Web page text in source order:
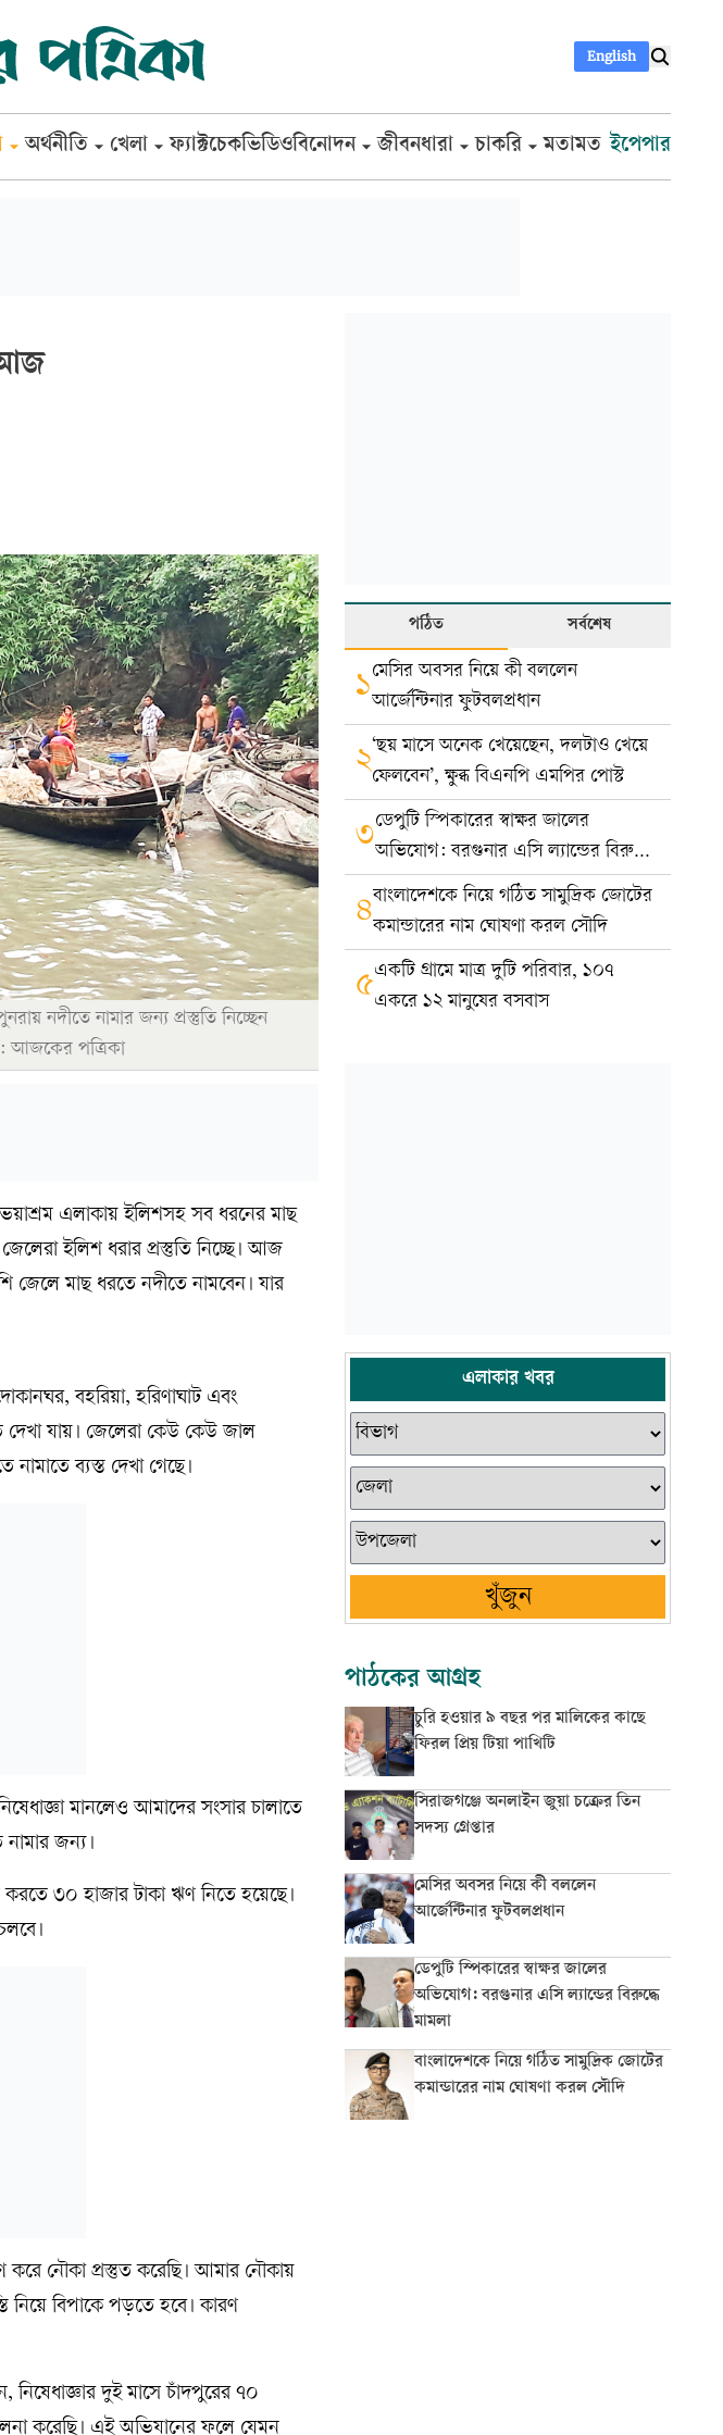
English
অর্থনীতি খেলা ফ্যাক্টচেকভিডিওবিনোদন জীবনধারা চাকরি মতামত ইপেপার
আজ
নদীতে নামার জন্য প্রস্তুতি নিচ্ছেন
আজকের পত্রিকা
এলাকায় ইলিশসহ সব ধরনের মাছ
ইলিশ ধরার প্রস্তুতি নিচ্ছে। আজ
জেলে মাছ ধরতে নদীতে নামবেন। যার
বহরিয়া, হরিণাঘাট এবং
দেখা যায়। জেলেরা কেউ কেউ জাল
ব্যস্ত দেখা গেছে।
মানলেও আমাদের সংসার চালাতে
জন্য।
৩০ হাজার টাকা ঋণ নিতে হয়েছে।
নৌকা প্রস্তুত করেছি। আমার নৌকায়
বিপাকে পড়তে হবে। কারণ
দুই মাসে চাঁদপুরের ৭০
করেছি। এই অভিযানের ফলে যেমন
পঠিত সর্বশেষ
১মেসির অবসর নিয়ে কী বললেন
আর্জেন্টিনার ফুটবলপ্রধান
২‘ছয় মাসে অনেক খেয়েছেন, দলটাও খেয়ে
ফেলবেন’, ক্ষুব্ধ বিএনপি এমপির পোস্ট
৩ডেপুটি স্পিকারের স্বাক্ষর জালের
অভিযোগ: বরগুনার এসি ল্যান্ডের বিরুদ্ধে
মামলা
৪বাংলাদেশকে নিয়ে গঠিত সামুদ্রিক জোটের
কমান্ডারের নাম ঘোষণা করল সৌদি
৫একটি গ্রামে মাত্র দুটি পরিবার, ১০৭
একরে ১২ মানুষের বসবাস
এলাকার খবর
খুঁজুন
পাঠকের আগ্রহ
চুরি হওয়ার ৯ বছর পর মালিকের কাছে
ফিরল প্রিয় টিয়া পাখিটি
সিরাজগঞ্জে অনলাইন জুয়া চক্রের তিন
সদস্য গ্রেপ্তার
মেসির অবসর নিয়ে কী বললেন
আর্জেন্টিনার ফুটবলপ্রধান
ডেপুটি স্পিকারের স্বাক্ষর জালের
অভিযোগ: বরগুনার এসি ল্যান্ডের বিরুদ্ধে
মামলা
বাংলাদেশকে নিয়ে গঠিত সামুদ্রিক জোটের
কমান্ডারের নাম ঘোষণা করল সৌদি